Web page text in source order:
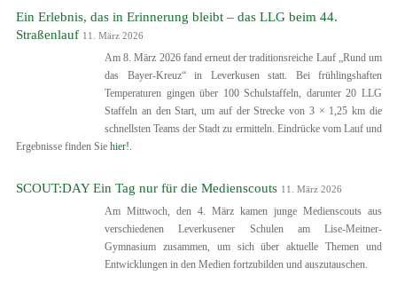
Ein Erlebnis, das in Erinnerung bleibt – das LLG beim 44.
Straßenlauf 11. März 2026
Am 8. März 2026 fand erneut der traditionsreiche Lauf „Rund um
das Bayer-Kreuz“ in Leverkusen statt. Bei frühlingshaften
Temperaturen gingen über 100 Schulstaffeln, darunter 20 LLG
Staffeln an den Start, um auf der Strecke von 3 × 1,25 km die
schnellsten Teams der Stadt zu ermitteln. Eindrücke vom Lauf und
Ergebnisse finden Sie hier!.
SCOUT:DAY Ein Tag nur für die Medienscouts 11. März 2026
Am Mittwoch, den 4. März kamen junge Medienscouts aus
verschiedenen Leverkusener Schulen am Lise-Meitner-
Gymnasium zusammen, um sich über aktuelle Themen und
Entwicklungen in den Medien fortzubilden und auszutauschen.